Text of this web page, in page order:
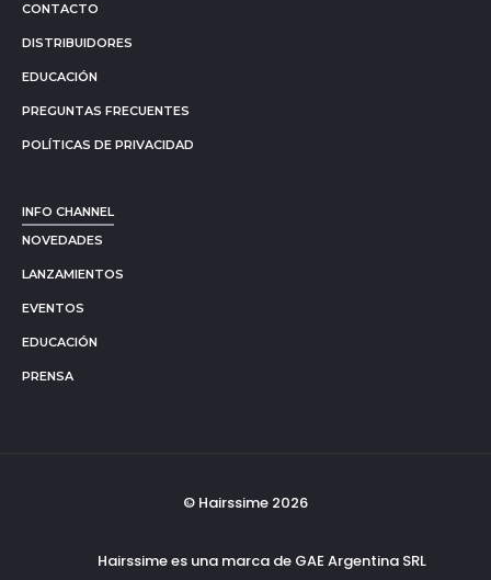
CONTACTO
DISTRIBUIDORES
EDUCACIÓN
PREGUNTAS FRECUENTES
POLÍTICAS DE PRIVACIDAD
INFO CHANNEL
NOVEDADES
LANZAMIENTOS
EVENTOS
EDUCACIÓN
PRENSA
© Hairssime 2026
Hairssime es una marca de GAE Argentina SRL